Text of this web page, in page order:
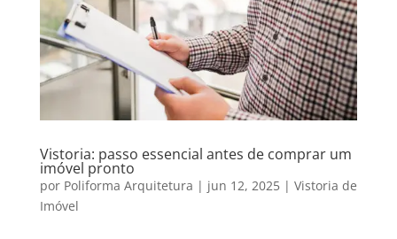
Vistoria: passo essencial antes de comprar um
imóvel pronto
por Poliforma Arquitetura | jun 12, 2025| Vistoria de
Imóvel